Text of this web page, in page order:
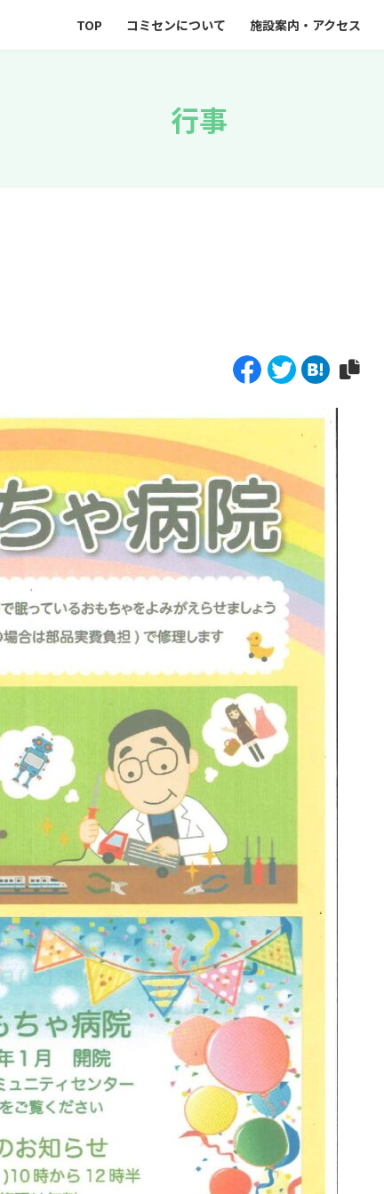
TOP コミセンについて 施設案内・アクセス
行事